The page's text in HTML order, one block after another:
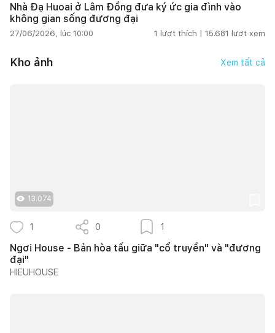
Nhà Đạ Huoai ở Lâm Đồng đưa ký ức gia đình vào
không gian sống đương đại
27/06/2026, lúc 10:00 1 lượt thích | 15.681 lượt xem
Kho ảnh Xem tất cả
13.074
1 0 1
Ngơi House - Bản hòa tấu giữa "cổ truyền" và "đương
đại"
HIEUHOUSE